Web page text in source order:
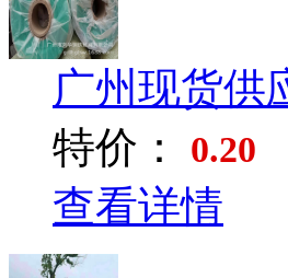
广州现货供
特价：
0.20
查看详情